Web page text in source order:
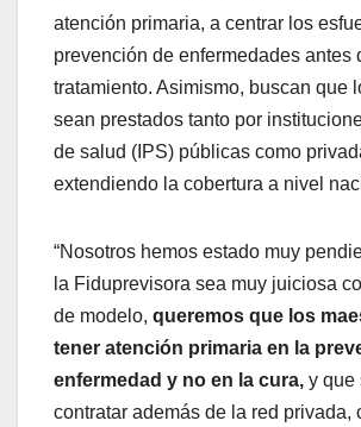
atención primaria, a centrar los
prevención de enfermedades antes
tratamiento. Asimismo, buscan que
sean prestados tanto por
de salud (IPS) públicas como
extendiendo la cobertura a nivel
“Nosotros hemos estado muy
la Fiduprevisora sea muy juiciosa
de modelo, queremos que los
tener atención primaria en la
enfermedad y no en la cura, y que
contratar además de la red privada,